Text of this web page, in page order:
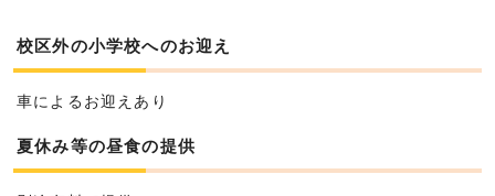
校区外の小学校へのお迎え
車によるお迎えあり
夏休み等の昼食の提供